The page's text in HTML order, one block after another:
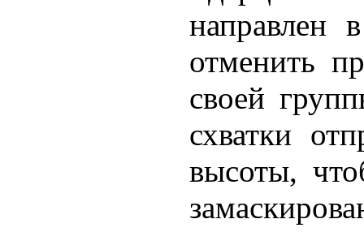
направлен
отменить
своей
схватки
высоты,